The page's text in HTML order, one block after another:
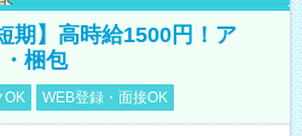
期】高時給1500円！ア
梱包
OK WEB登録・面接OK